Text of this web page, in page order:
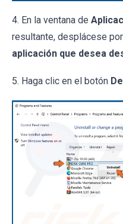
4. En la ventana de
resultante, desplácese
aplicación que desea
5. Haga clic en el botón